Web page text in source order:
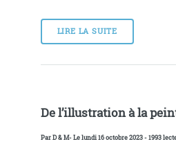
LIRE LA SUITE
De l’illustration à la
ParD & M- Le lundi 16 octobre 2023 - 1993